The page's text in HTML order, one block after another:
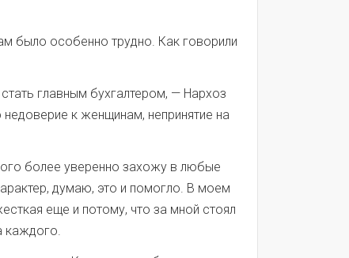
было особенно трудно. Как говорили
главным бухгалтером, — Нархоз
к женщинам, непринятие на
более уверенно захожу в любые
думаю, это и помогло. В моем
еще и потому, что за мной стоял
каждого.